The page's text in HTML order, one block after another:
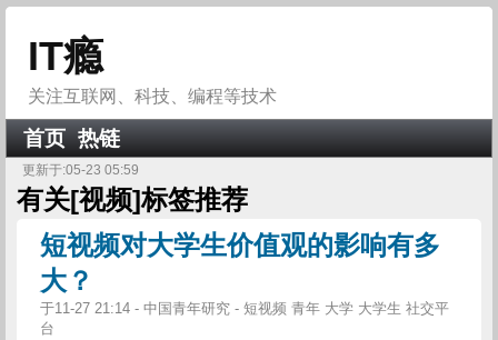
IT瘾
关注互联网、科技、编程等技术
首页 热链
更新于:05-23 05:59
有关[视频]标签推荐
短视频对大学生价值观的影响有多
大？
于11-27 21:14 - 中国青年研究 - 短视频 青年 大学 大学生 社交平
台